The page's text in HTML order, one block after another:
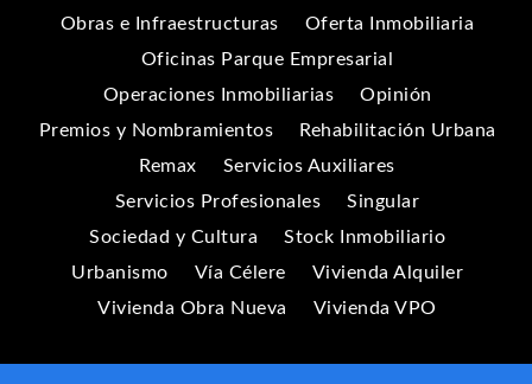
Obras e Infraestructuras
Oferta Inmobiliaria
Oficinas Parque Empresarial
Operaciones Inmobiliarias
Opinión
Premios y Nombramientos
Rehabilitación Urbana
Remax
Servicios Auxiliares
Servicios Profesionales
Singular
Sociedad y Cultura
Stock Inmobiliario
Urbanismo
Vía Célere
Vivienda Alquiler
Vivienda Obra Nueva
Vivienda VPO